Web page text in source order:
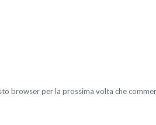
browser per la prossima volta che